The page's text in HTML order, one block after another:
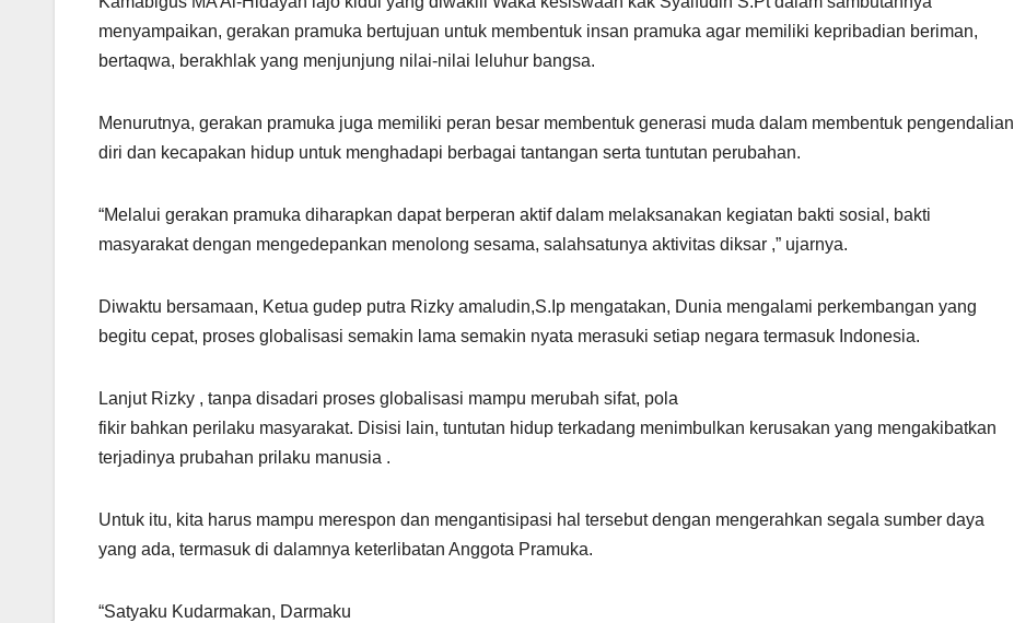
menyampaikan, gerakan pramuka bertujuan untuk membentuk insan pramuka agar memiliki kepribadian beriman,
bertaqwa, berakhlak yang menjunjung nilai-nilai leluhur bangsa.
Menurutnya, gerakan pramuka juga memiliki peran besar membentuk generasi muda dalam membentuk pengendalian
diri dan kecapakan hidup untuk menghadapi berbagai tantangan serta tuntutan perubahan.
“Melalui gerakan pramuka diharapkan dapat berperan aktif dalam melaksanakan kegiatan bakti sosial, bakti
masyarakat dengan mengedepankan menolong sesama, salahsatunya aktivitas diksar ,” ujarnya.
Diwaktu bersamaan, Ketua gudep putra Rizky amaludin,S.Ip mengatakan, Dunia mengalami perkembangan yang
begitu cepat, proses globalisasi semakin lama semakin nyata merasuki setiap negara termasuk Indonesia.
Lanjut Rizky , tanpa disadari proses globalisasi mampu merubah sifat, pola
fikir bahkan perilaku masyarakat. Disisi lain, tuntutan hidup terkadang menimbulkan kerusakan yang mengakibatkan
terjadinya prubahan prilaku manusia .
Untuk itu, kita harus mampu merespon dan mengantisipasi hal tersebut dengan mengerahkan segala sumber daya
yang ada, termasuk di dalamnya keterlibatan Anggota Pramuka.
“Satyaku Kudarmakan, Darmaku